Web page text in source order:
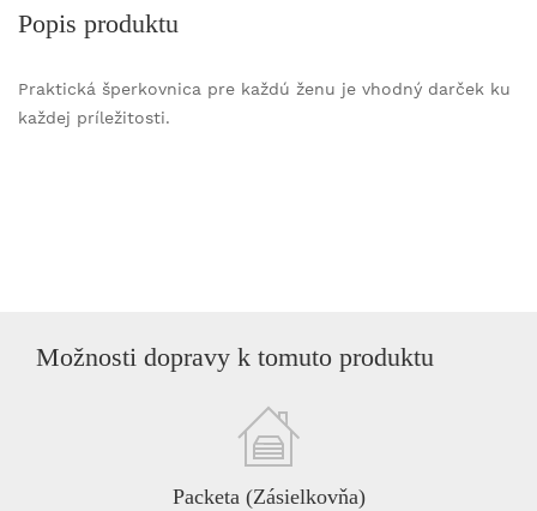
Popis produktu
Praktická šperkovnica pre každú ženu je vhodný darček ku
každej príležitosti.
Možnosti dopravy k tomuto produktu
Packeta (Zásielkovňa)